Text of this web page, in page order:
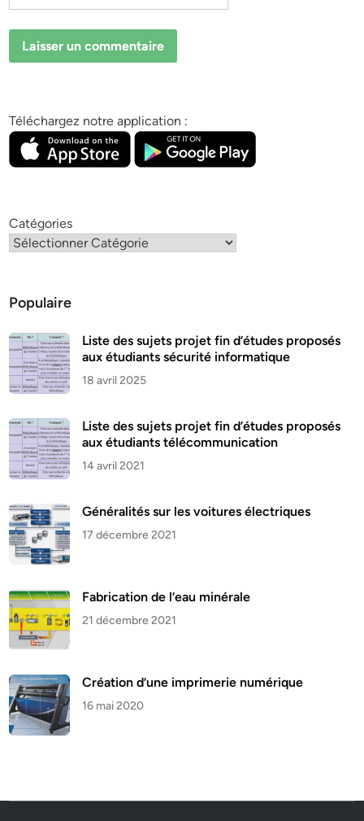
Téléchargez notre application :
Catégories
Populaire
Liste des sujets projet fin d’études proposés
aux étudiants sécurité informatique
18 avril 2025
Liste des sujets projet fin d’études proposés
aux étudiants télécommunication
14 avril 2021
Généralités sur les voitures électriques
17 décembre 2021
Fabrication de l’eau minérale
21 décembre 2021
Création d’une imprimerie numérique
16 mai 2020